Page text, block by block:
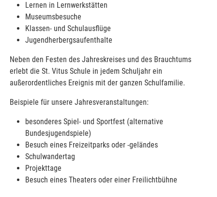
Lernen in Lernwerkstätten
Museumsbesuche
Klassen- und Schulausflüge
Jugendherbergsaufenthalte
Neben den Festen des Jahreskreises und des Brauchtums
erlebt die St. Vitus Schule in jedem Schuljahr ein
außerordentliches Ereignis mit der ganzen Schulfamilie.
Beispiele für unsere Jahresveranstaltungen:
besonderes Spiel- und Sportfest (alternative
Bundesjugendspiele)
Besuch eines Freizeitparks oder -geländes
Schulwandertag
Projekttage
Besuch eines Theaters oder einer Freilichtbühne